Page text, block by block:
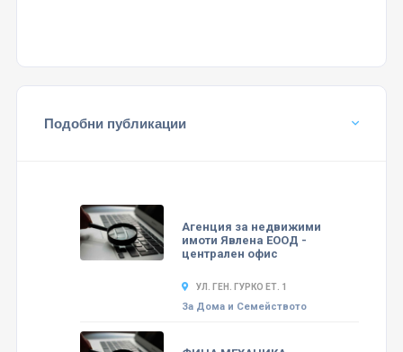
Подобни публикации
Агенция за недвижими
имоти Явлена ЕООД -
централен офис
УЛ. ГЕН. ГУРКО ЕТ. 1
За Дома и Семейството